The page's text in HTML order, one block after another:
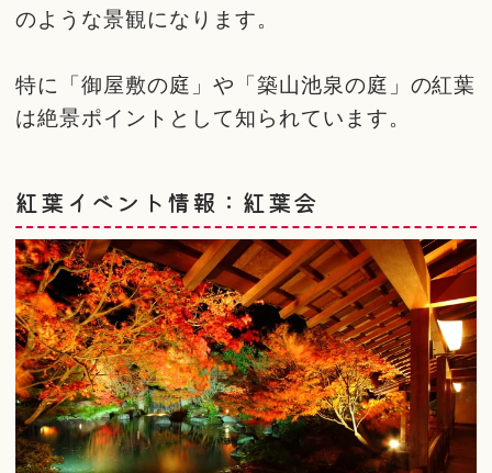
のような景観になります。
特に「御屋敷の庭」や「築山池泉の庭」の紅葉
は絶景ポイントとして知られています。
紅葉イベント情報：紅葉会